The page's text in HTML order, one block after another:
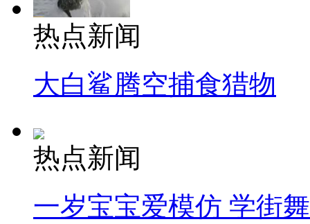
热点新闻
大白鲨腾空捕食猎物
热点新闻
一岁宝宝爱模仿 学街